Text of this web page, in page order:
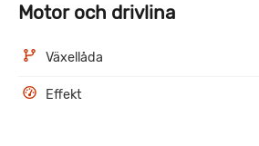
Motor och drivlina
Växellåda
Effekt